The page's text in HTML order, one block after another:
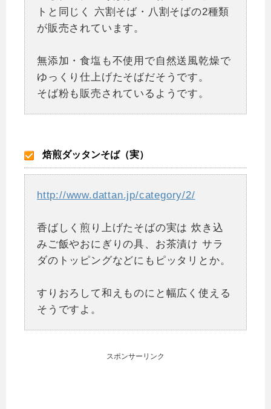
トと同じく
六割そば・八割そばの2種類
が販売されています。
無添加・食塩も不使用で自然送風乾燥で
ゆっくり仕上げたそばだそうです。
そば粉も販売されているようです。
焙煎ダッタンそば（実）
http://www.dattan.jp/category/2/
香ばしく煎り上げたそばの実は 炊き込
みご飯やおにぎりの具、お茶漬け サラ
ダのトッピングなどにもピッタリとか。
すりおろして和えものにと幅広く使える
そうですよ。
スポンサーリンク